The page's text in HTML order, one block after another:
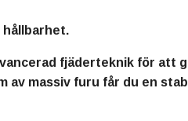
hållbarhet.
fjäderteknik för att
av massiv furu får du en